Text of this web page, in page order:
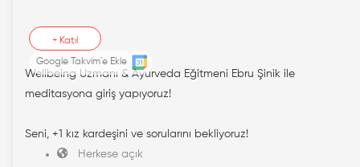
+ Katıl
Google Takvim'e Ekle
Wellbeing Uzmanı & Ayurveda Eğitmeni Ebru Şinik ile
meditasyona giriş yapıyoruz!
Seni, +1 kız kardeşini ve sorularını bekliyoruz!
Herkese açık